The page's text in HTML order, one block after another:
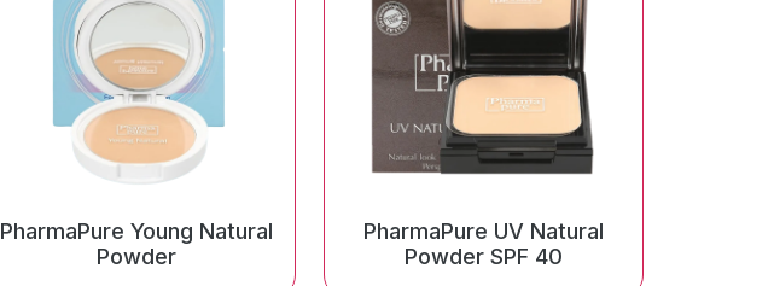
PharmaPure Young Natural
Powder
PharmaPure UV Natural
Powder SPF 40